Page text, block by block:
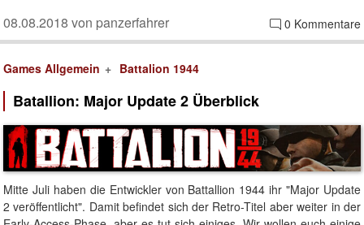
0 Kommentare
08.08.2018 von panzerfahrer
Games Allgemein Battalion 1944
Batallion: Major Update 2 Überblick
Mitte Juli haben die Entwickler von Battallion 1944 ihr "Major Update
2 veröffentlicht". Damit befindet sich der Retro-Titel aber weiter in der